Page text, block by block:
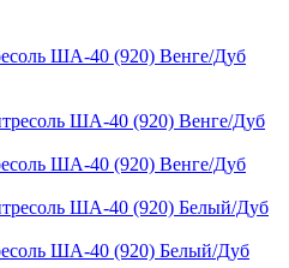
ША-40 (920) Венге/Дуб
ША-40 (920) Венге/Дуб
ША-40 (920) Белый/Дуб